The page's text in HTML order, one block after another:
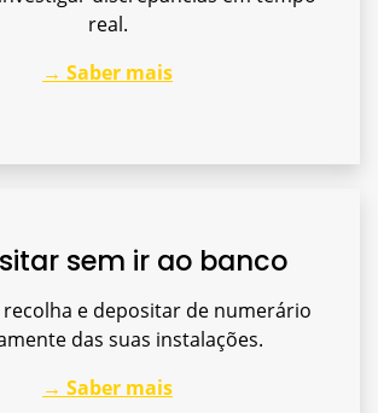
real.
→ Saber mais
sem ir ao banco
recolha e depositar de numerário
das suas instalações.
→ Saber mais